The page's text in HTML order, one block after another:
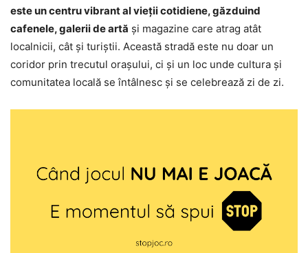
este un centru vibrant al vieții cotidiene, găzduind
cafenele, galerii de artă și magazine care atrag atât
localnicii, cât și turiștii. Această stradă este nu doar un
coridor prin trecutul orașului, ci și un loc unde cultura și
comunitatea locală se întâlnesc și se celebrează zi de zi.